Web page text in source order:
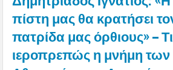
πίστη μας θα κρατήσει
πατρίδα μας όρθιους» –
ιεροπρεπώς η μνήμη